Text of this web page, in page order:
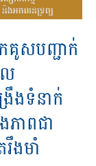
គូសបញ្ជាក់
ល​
រឹងទំនាក់
ភាពជា
ងមាំ